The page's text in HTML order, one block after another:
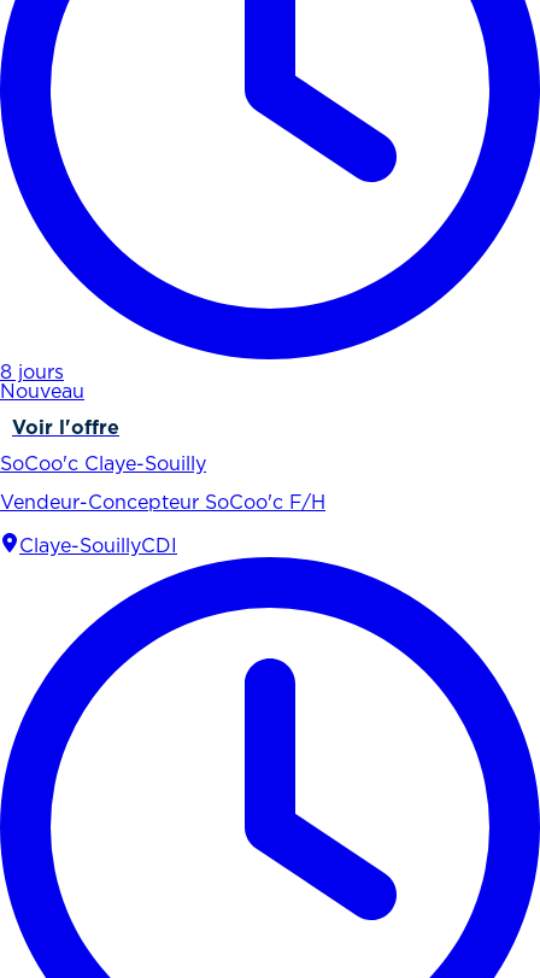
8 jours
Nouveau
Voir l'offre
SoCoo'c Claye-Souilly
Vendeur-Concepteur SoCoo'c F/H
Claye-SouillyCDI